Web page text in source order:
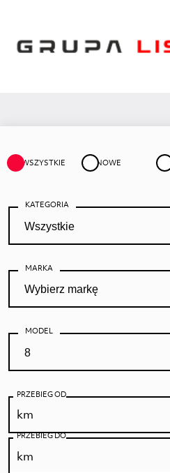
WSZYSTKIE NOWE
KATEGORIA
MARKA
MODEL
PRZEBIEG OD
PRZEBIEG DO